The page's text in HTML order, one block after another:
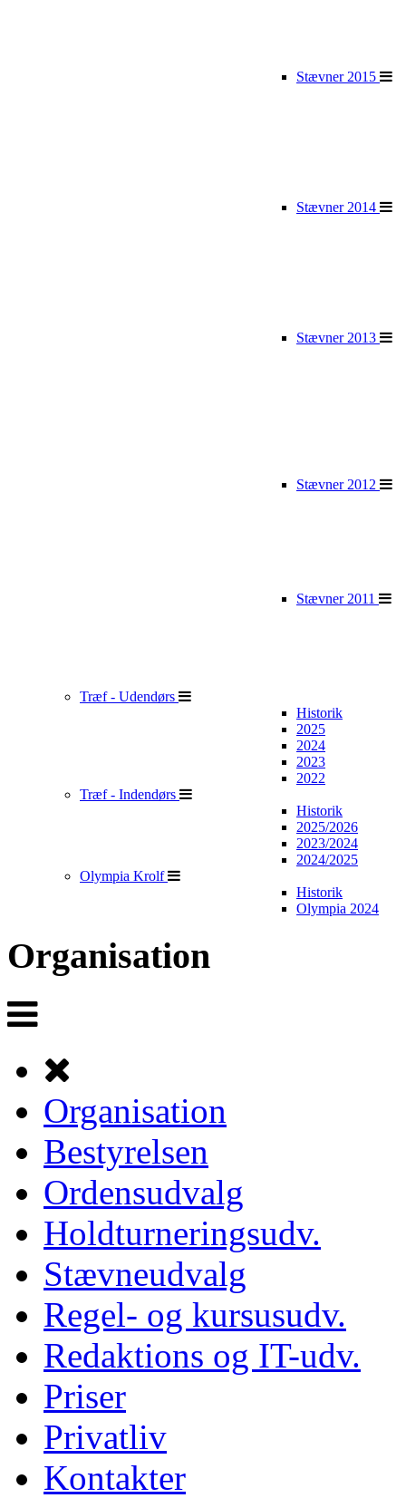
Stævner 2015
Stævner 2014
Stævner 2013
Stævner 2012
Stævner 2011
Træf - Udendørs
Historik
2025
2024
2023
2022
Træf - Indendørs
Historik
2025/2026
2023/2024
2024/2025
Olympia Krolf
Historik
Olympia 2024
Organisation
Organisation
Bestyrelsen
Ordensudvalg
Holdturneringsudv.
Stævneudvalg
Regel- og kursusudv.
Redaktions og IT-udv.
Priser
Privatliv
Kontakter